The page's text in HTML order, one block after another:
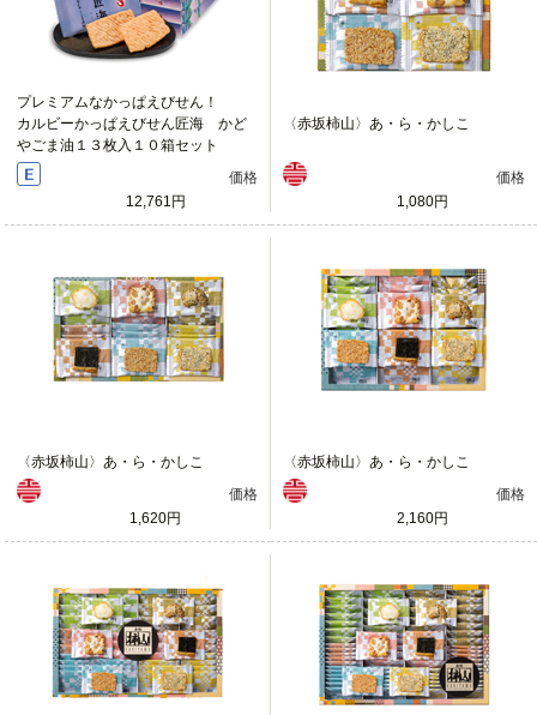
プレミアムなかっぱえびせん！
カルビーかっぱえびせん匠海 かど
やごま油１３枚入１０箱セット
価格
12,761円
〈赤坂柿山〉あ・ら・かしこ
価格
1,080円
〈赤坂柿山〉あ・ら・かしこ
価格
1,620円
〈赤坂柿山〉あ・ら・かしこ
価格
2,160円